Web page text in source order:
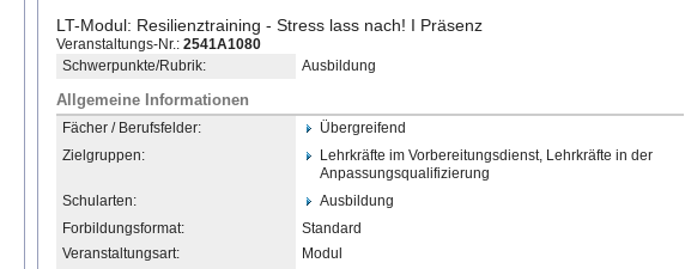
LT-Modul: Resilienztraining - Stress lass nach! I Präsenz
Veranstaltungs-Nr.: 2541A1080
Schwerpunkte/Rubrik:
Ausbildung
Allgemeine Informationen
Fächer / Berufsfelder:
Übergreifend
Zielgruppen:
Lehrkräfte im Vorbereitungsdienst, Lehrkräfte in der
Anpassungsqualifizierung
Schularten:
Ausbildung
Forbildungsformat:
Standard
Veranstaltungsart:
Modul